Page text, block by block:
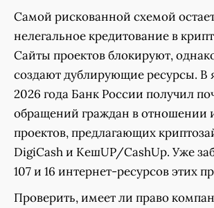
Самой рискованной схемой
нелегальное кредитование в
Сайты проектов блокируют,
создают дублирующие ресурсы. В
2026 года Банк России получил
обращений граждан в отношении
проектов, предлагающих
DigiCash и КешUP/CashUp. Уже
107 и 16 интернет-ресурсов этих
Проверить, имеет ли право